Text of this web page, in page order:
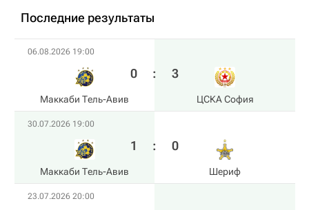
Последние результаты
06.08.2026 19:00
Маккаби Тель-Авив
0 : 3
ЦСКА София
30.07.2026 19:00
Маккаби Тель-Авив
1 : 0
Шериф
23.07.2026 20:00